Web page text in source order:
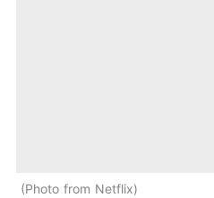
Photo from Netflix